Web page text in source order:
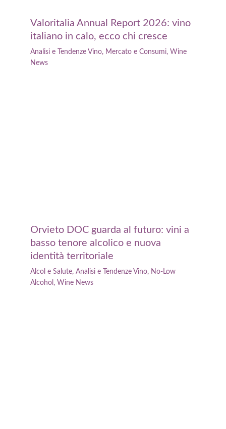
Valoritalia Annual Report 2026: vino
italiano in calo, ecco chi cresce
Analisi e Tendenze Vino, Mercato e Consumi, Wine
News
Orvieto DOC guarda al futuro: vini a
basso tenore alcolico e nuova
identità territoriale
Alcol e Salute, Analisi e Tendenze Vino, No-Low
Alcohol , Wine News